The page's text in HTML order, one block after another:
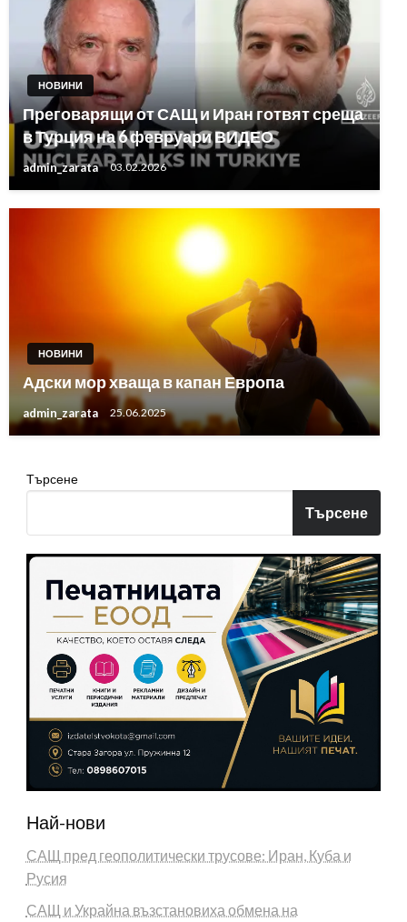
НОВИНИ
Преговарящи от САЩ и Иран готвят среща
в Турция на 6 февруари ВИДЕО
admin_zarata 03.02.2026
НОВИНИ
Адски мор хваща в капан Европа
admin_zarata 25.06.2025
Търсене
Търсене
Най-нови
САЩ пред геополитически трусове: Иран, Куба и
Русия
САЩ и Украйна възстановиха обмена на